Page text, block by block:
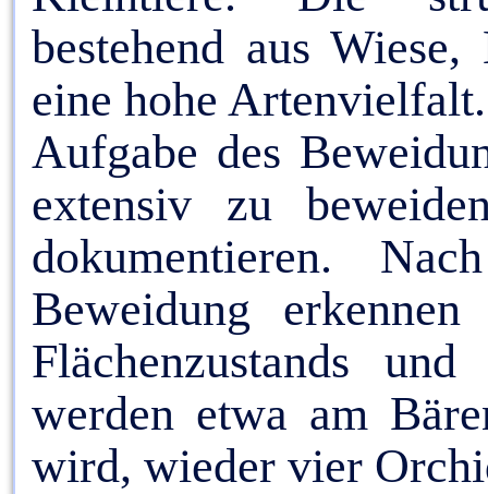
bestehend aus
eine hohe Artenvielfalt.
Aufgabe des
extensiv zu
dokumentieren.
Beweidung
Flächenzustands
werden etwa am
wird, wieder vier